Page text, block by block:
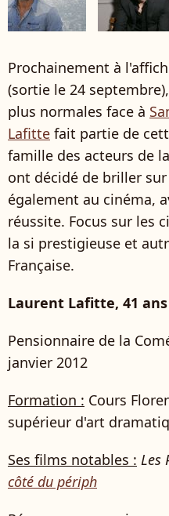
Prochainement à
(sortie le 24
plus normales face à
Lafitte fait partie de
famille des acteurs de
ont décidé de briller
également au cinéma,
réussite. Focus sur les
la si prestigieuse et
Française.
Laurent Lafitte, 41 ans
Pensionnaire de la
janvier 2012
Formation : Cours
supérieur d'art
Ses films notables : Les
côté du périph